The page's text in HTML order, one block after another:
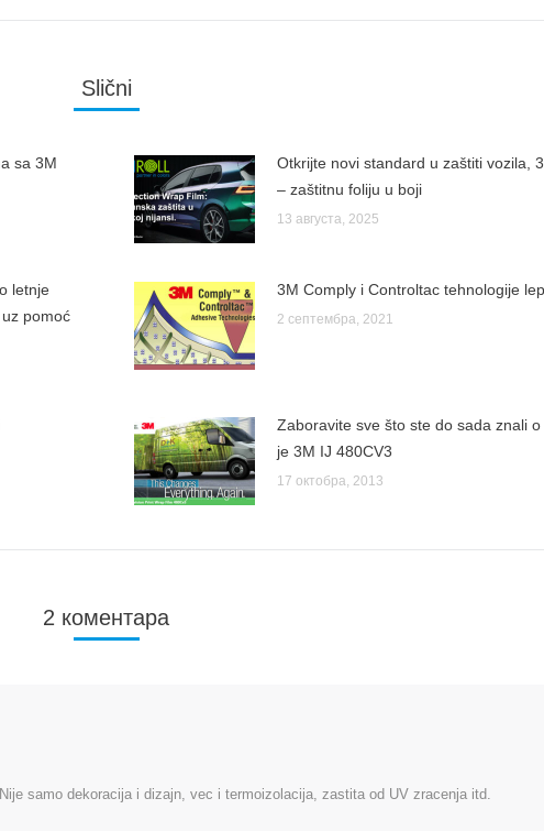
Slični
sa 3M
Otkrijte novi standard u zaštiti vozila,
– zaštitnu foliju u boji
13 августа, 2025
letnje
pomoć
3M Comply i Controltac tehnologije
2 септембра, 2021
Zaboravite sve što ste do sada znali o
je 3M IJ 480CV3
17 октобра, 2013
2 коментара
samo dekoracija i dizajn, vec i termoizolacija, zastita od UV zracenja itd.